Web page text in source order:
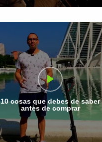
10 cosas que debes de saber
antes de comprar